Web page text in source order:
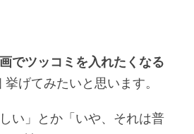
でツッコミを入れたくなる
挙げてみたいと思います。
い」とか「いや、それは普